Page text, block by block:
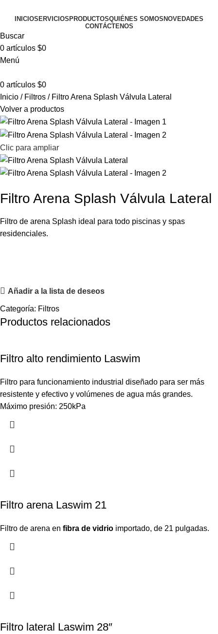
INICIOSERVICIOS PRODUCTOSQUIÉNES SOMOS NOVEDADES
CONTÁCTENOS
Buscar
0 artículos $0
Menú
0 artículos $0
Inicio
Filtros
Filtro Arena Splash Válvula Lateral
Volver a productos
Clic para ampliar
Filtro Arena Splash Válvula Lateral
Filtro de arena Splash ideal para todo piscinas y spas
residenciales.
Añadir a la lista de deseos
Categoría: Filtros
Productos relacionados
Filtro alto rendimiento Laswim
Filtro para funcionamiento industrial diseñado para ser más
resistente y efectivo y volúmenes de agua más grandes.
Máximo presión: 250kPa
Filtro arena Laswim 21
Filtro de arena en fibra de vidrio importado, de 21 pulgadas.
Filtro lateral Laswim 28″